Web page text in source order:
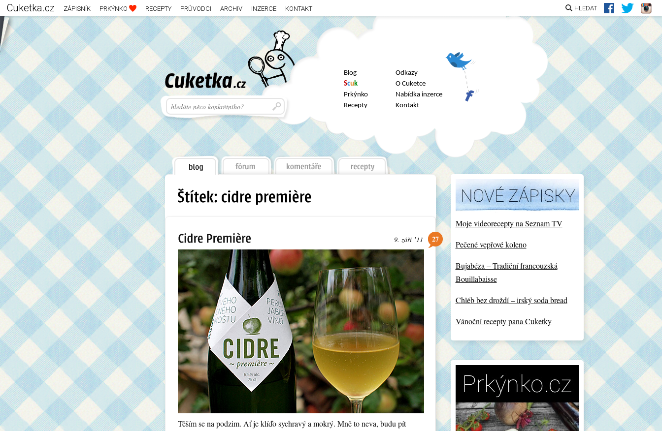
Cuketka.cz ZÁPISNÍK PRKÝNKO RECEPTY PRŮVODCI ARCHIV INZERCE KONTAKT HLEDAT
Blog
Scuk
Prkýnko
Recepty
Odkazy
O Cuketce
Nabídka inzerce
Kontakt
9. září ʼ11 27
Těším se na podzim. Ať je klíďo sychravý a mokrý. Mně to neva, budu pít
Moje videorecepty na Seznam TV
Pečené vepřové koleno
Bujabéza – Tradiční francouzská
Bouillabaisse
Chléb bez droždí – irský soda bread
Vánoční recepty pana Cuketky